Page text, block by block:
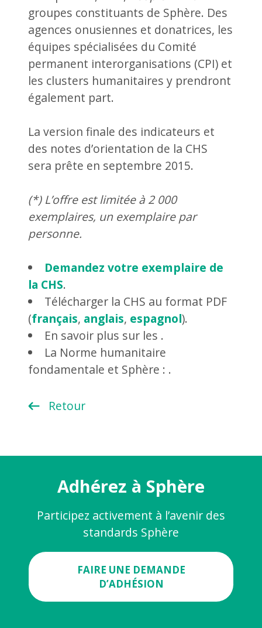
groupes constituants de Sphère. Des
agences onusiennes et donatrices, les
équipes spécialisées du Comité
permanent interorganisations (CPI) et
les clusters humanitaires y prendront
également part.
La version finale des indicateurs et
des notes d’orientation de la CHS
sera prête en septembre 2015.
(*) L’offre est limitée à 2 000
exemplaires, un exemplaire par
personne.
Demandez votre exemplaire de
la CHS.
Télécharger la CHS au format PDF
(français, anglais, espagnol).
En savoir plus sur les .
La Norme humanitaire
fondamentale et Sphère : .
Retour
Adhérez à Sphère
Participez activement à l’avenir des
standards Sphère
FAIRE UNE DEMANDE
D’ADHÉSION